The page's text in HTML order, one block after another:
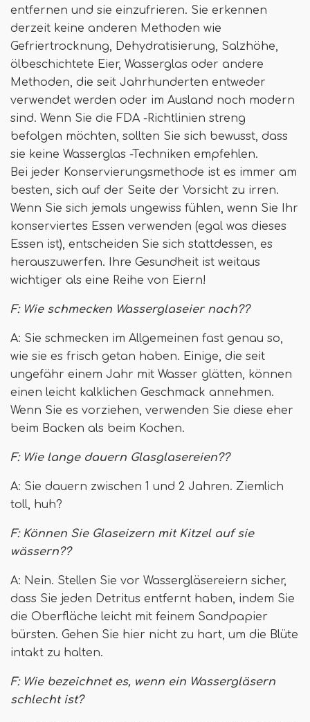
entfernen und sie einzufrieren. Sie erkennen
derzeit keine anderen Methoden wie
Gefriertrocknung, Dehydratisierung, Salzhöhe,
ölbeschichtete Eier, Wasserglas oder andere
Methoden, die seit Jahrhunderten entweder
verwendet werden oder im Ausland noch modern
sind. Wenn Sie die FDA -Richtlinien streng
befolgen möchten, sollten Sie sich bewusst, dass
sie keine Wasserglas -Techniken empfehlen.
Bei jeder Konservierungsmethode ist es immer am
besten, sich auf der Seite der Vorsicht zu irren.
Wenn Sie sich jemals ungewiss fühlen, wenn Sie Ihr
konserviertes Essen verwenden (egal was dieses
Essen ist), entscheiden Sie sich stattdessen, es
herauszuwerfen. Ihre Gesundheit ist weitaus
wichtiger als eine Reihe von Eiern!
F: Wie schmecken Wasserglaseier nach??
A: Sie schmecken im Allgemeinen fast genau so,
wie sie es frisch getan haben. Einige, die seit
ungefähr einem Jahr mit Wasser glätten, können
einen leicht kalklichen Geschmack annehmen.
Wenn Sie es vorziehen, verwenden Sie diese eher
beim Backen als beim Kochen.
F: Wie lange dauern Glasglasereien??
A: Sie dauern zwischen 1 und 2 Jahren. Ziemlich
toll, huh?
F: Können Sie Glaseizern mit Kitzel auf sie
wässern??
A: Nein. Stellen Sie vor Wassergläsereiern sicher,
dass Sie jeden Detritus entfernt haben, indem Sie
die Oberfläche leicht mit feinem Sandpapier
bürsten. Gehen Sie hier nicht zu hart, um die Blüte
intakt zu halten.
F: Wie bezeichnet es, wenn ein Wassergläsern
schlecht ist?